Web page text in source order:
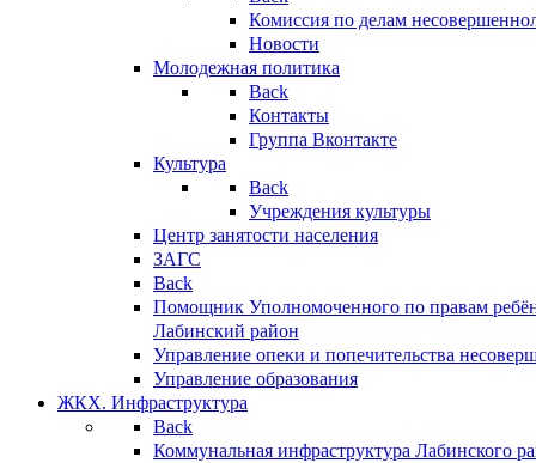
Комиссия по делам
Новости
Молодежная политика
Back
Контакты
Группа Вконтакте
Культура
Back
Учреждения культуры
Центр занятости населения
ЗАГС
Back
Помощник Уполномоченного по правам
Лабинский район
Управление опеки и попечительства
Управление образования
ЖКХ. Инфраструктура
Back
Коммунальная инфраструктура Лабинского